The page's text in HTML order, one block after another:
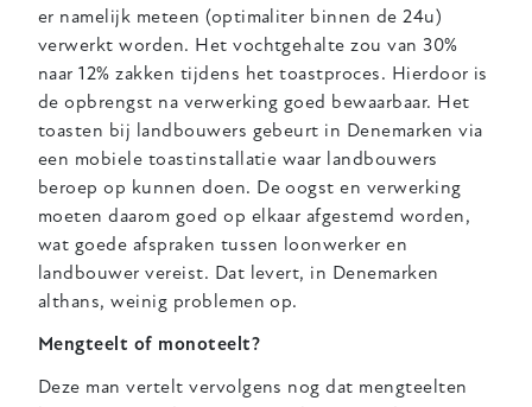
er namelijk meteen (optimaliter binnen de 24u)
verwerkt worden. Het vochtgehalte zou van 30%
naar 12% zakken tijdens het toastproces. Hierdoor is
de opbrengst na verwerking goed bewaarbaar. Het
toasten bij landbouwers gebeurt in Denemarken via
een mobiele toastinstallatie waar landbouwers
beroep op kunnen doen. De oogst en verwerking
moeten daarom goed op elkaar afgestemd worden,
wat goede afspraken tussen loonwerker en
landbouwer vereist. Dat levert, in Denemarken
althans, weinig problemen op.
Mengteelt of monoteelt?
Deze man vertelt vervolgens nog dat mengteelten